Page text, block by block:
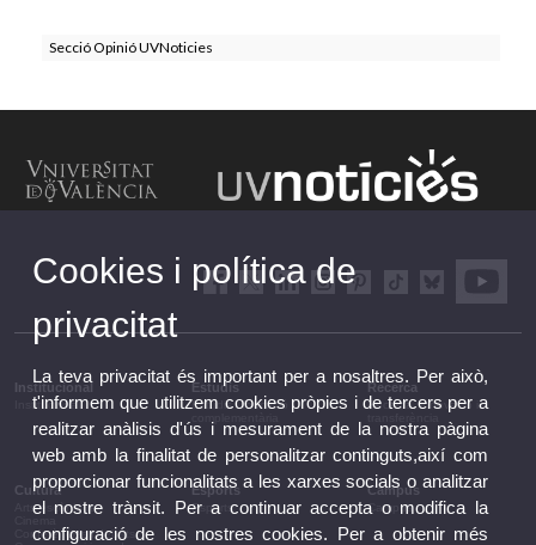
Secció Opinió UVNoticies
Institucional
Institucional
Estudis
Estudis i formació
Recerca
Recerca, innovació i
Cultura
Arts escèniques
Conferències i debats
Esports
Esports
Campus
Campus
Cookies i política de
privacitat
La teva privacitat és important per a nosaltres. Per això,
t'informem que utilitzem cookies pròpies i de tercers per a
realitzar anàlisis d'ús i mesurament de la nostra pàgina
web amb la finalitat de personalitzar continguts,així com
proporcionar funcionalitats a les xarxes socials o analitzar
el nostre trànsit. Per a continuar accepta o modifica la
configuració de les nostres cookies. Per a obtenir més